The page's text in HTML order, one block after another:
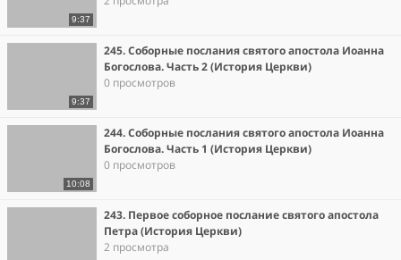
9:37
9:37
245. Соборные послания святого апостола Иоанна
Богослова. Часть 2 (История Церкви)
0 просмотров
10:08
244. Соборные послания святого апостола Иоанна
Богослова. Часть 1 (История Церкви)
0 просмотров
243. Первое соборное послание святого апостола
Петра (История Церкви)
2 просмотра